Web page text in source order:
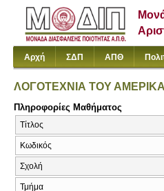
Αρχή ΣΔΠ ΑΠΘ
ΛΟΓΟΤΕΧΝΙΑ ΤΟΥ
Πληροφορίες Μαθήματος
Τίτλος
Κωδικός
Σχολή
Τμήμα